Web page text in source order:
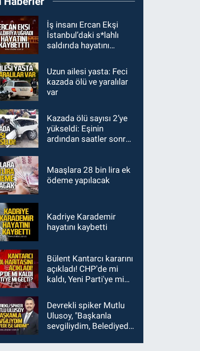
Hakan Yeşil ile ne
görüştü?
SPOR
17:45Kozlu
Belediyespor, Tezcan
kattı
Zonguldak
17:39Şampiyondan
GMİS'e teşekkür ziyareti
Zonguldak
13:39Abdulkadir
Özdemir görevinden
İş insanı Ercan Ekşi
İstanbul’daki s*lahlı
saldırıda hayatını
Uzun ailesi yasta: Feci
kazada ölü ve yaralılar
var
Kazada ölü sayısı 2’ye
yükseldi: Eşinin
ardından saatler sonra
Maaşlara 28 bin lira ek
ödeme yapılacak
Kadriye Karademir
hayatını kaybetti
Bülent Kantarcı kararını
açıkladı! CHP'de mi
kaldı, Yeni Parti'ye mi
Devrekli spiker Mutlu
Ulusoy, "Başkanla
sevgiliydim, Belediyede